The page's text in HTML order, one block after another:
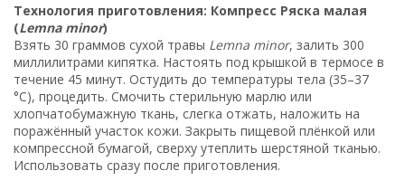
Технология приготовления: Компресс Ряска малая
(Lemna minor)
Взять 30 граммов сухой травы Lemna minor, залить 300
миллилитрами кипятка. Настоять под крышкой в термосе в
течение 45 минут. Остудить до температуры тела (35–37
°C), процедить. Смочить стерильную марлю или
хлопчатобумажную ткань, слегка отжать, наложить на
поражённый участок кожи. Закрыть пищевой плёнкой или
компрессной бумагой, сверху утеплить шерстяной тканью.
Использовать сразу после приготовления.